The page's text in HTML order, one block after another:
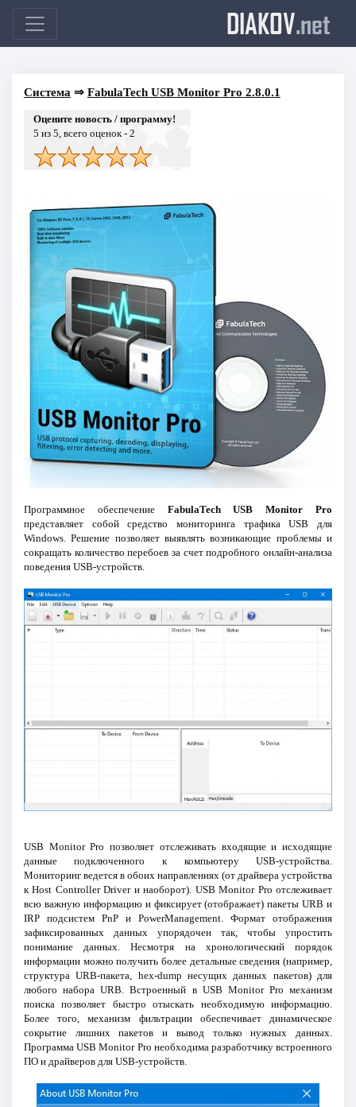
DIAKOV.net
Система ⇒ FabulaTech USB Monitor Pro 2.8.0.1
Оцените новость / программу!
5 из 5, всего оценок - 2
Программное обеспечение FabulaTech USB Monitor Pro
представляет собой средство мониторинга трафика USB для
Windows. Решение позволяет выявлять возникающие проблемы и
сокращать количество перебоев за счет подробного онлайн-анализа
поведения USB-устройств.
USB Monitor Pro позволяет отслеживать входящие и исходящие
данные подключенного к компьютеру USB-устройства.
Мониторинг ведется в обоих направлениях (от драйвера устройства
к Host Controller Driver и наоборот). USB Monitor Pro отслеживает
всю важную информацию и фиксирует (отображает) пакеты URB и
IRP подсистем PnP и PowerManagement. Формат отображения
зафиксированных данных упорядочен так, чтобы упростить
понимание данных. Несмотря на хронологический порядок
информации можно получить более детальные сведения (например,
структура URB-пакета, hex-dump несущих данных пакетов) для
любого набора URB. Встроенный в USB Monitor Pro механизм
поиска позволяет быстро отыскать необходимую информацию.
Более того, механизм фильтрации обеспечивает динамическое
сокрытие лишних пакетов и вывод только нужных данных.
Программа USB Monitor Pro необходима разработчику встроенного
ПО и драйверов для USB-устройств.